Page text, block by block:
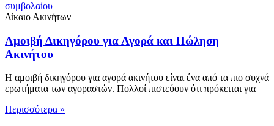
Δίκαιο Ακινήτων
Αμοιβή Δικηγόρου για Αγορά και Πώληση
Ακινήτου
Η αμοιβή δικηγόρου για αγορά ακινήτου είναι ένα από τα πιο συχνά
ερωτήματα των αγοραστών. Πολλοί πιστεύουν ότι πρόκειται για
Περισσότερα »